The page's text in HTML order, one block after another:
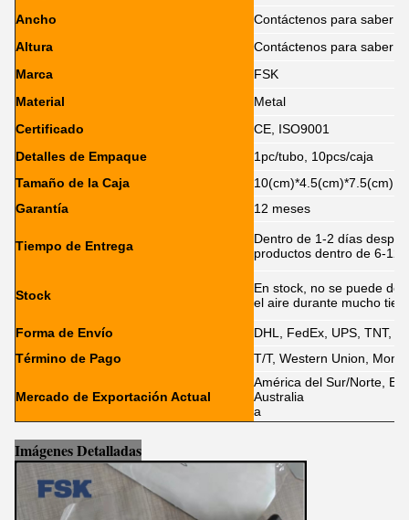
Ancho
Contáctenos para saber
Altura
Contáctenos para saber
Marca
FSK
Material
Metal
Certificado
CE, ISO9001
Detalles de Empaque
1pc/tubo, 10pcs/caja
Tamaño de la Caja
10(cm)*4.5(cm)*7.5(cm)
Garantía
12 meses
Tiempo de Entrega
Dentro de 1-2 días
productos dentro de 6-12
Stock
En stock, no se puede
el aire durante mucho
Forma de Envío
DHL, FedEx, UPS, TNT,
Término de Pago
T/T, Western Union,
Mercado de Exportación Actual
América del Sur/Norte,
Australia
a
Imágenes Detalladas